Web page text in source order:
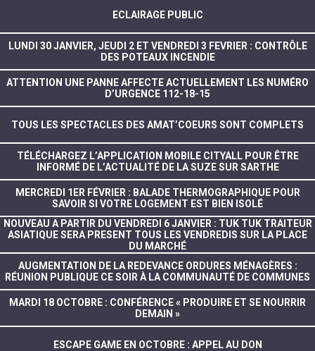
ECLAIRAGE PUBLIC
LUNDI 30 JANVIER, JEUDI 2 ET VENDREDI 3 FEVRIER : CONTRÔLE
DES POTEAUX INCENDIE
ATTENTION UNE PANNE AFFECTE ACTUELLEMENT LES NUMÉRO
D’URGENCE 112-18-15
TOUS LES SPECTACLES DES AMAT’COEURS SONT COMPLETS
TÉLÉCHARGEZ L’APPLICATION MOBILE CITYALL POUR ÊTRE
INFORMÉ DE L’ACTUALITÉ DE LA SUZE SUR SARTHE
MERCREDI 1ER FÉVRIER : BALADE THERMOGRAPHIQUE POUR
SAVOIR SI VOTRE LOGEMENT EST BIEN ISOLÉ
NOUVEAU A PARTIR DU VENDREDI 6 JANVIER : TUK TUK TRAITEUR
ASIATIQUE SERA PRESENT TOUS LES VENDREDIS SUR LA PLACE
DU MARCHÉ
AUGMENTATION DE LA REDEVANCE ORDURES MÉNAGÈRES :
RÉUNION PUBLIQUE CE SOIR À LA COMMUNAUTÉ DE COMMUNES
MARDI 18 OCTOBRE : CONFÉRENCE « PRODUIRE ET SE NOURRIR
DEMAIN »
ESCAPE GAME EN OCTOBRE : APPEL AU DON